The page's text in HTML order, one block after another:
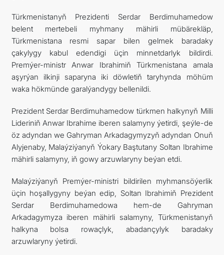
Türkmenistanyň Prezidenti Serdar Berdimuhamedow
belent mertebeli myhmany mähirli mübärekläp,
Türkmenistana resmi sapar bilen gelmek baradaky
çakylygy kabul edendigi üçin minnetdarlyk bildirdi.
Premýer-ministr Anwar Ibrahimiň Türkmenistana amala
aşyrýan ilkinji saparyna iki döwletiň taryhynda möhüm
waka hökmünde garalýandygy bellenildi.
Prezident Serdar Berdimuhamedow türkmen halkynyň Milli
Lideriniň Anwar Ibrahime iberen salamyny ýetirdi, şeýle-de
öz adyndan we Gahryman Arkadagymyzyň adyndan Onuň
Alyjenaby, Malaýziýanyň Ýokary Baştutany Soltan Ibrahime
mähirli salamyny, iň gowy arzuwlaryny beýan etdi.
Malaýziýanyň Premýer-ministri bildirilen myhmansöýerlik
üçin hoşallygyny beýan edip, Soltan Ibrahimiň Prezident
Serdar Berdimuhamedowa hem-de Gahryman
Arkadagymyza iberen mähirli salamyny, Türkmenistanyň
halkyna bolsa rowaçlyk, abadançylyk baradaky
arzuwlaryny ýetirdi.